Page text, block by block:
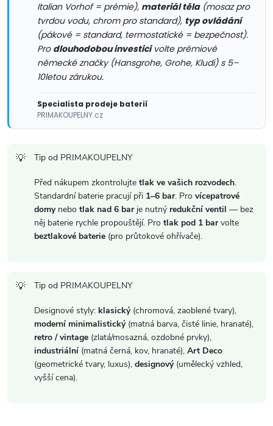
s
u
Italian Vorhof = prémie), materiál těla(mosaz pro
tvrdou vodu, chrom pro standard), typ ovládání
(pákové = standard, termostatické = bezpečnost).
Pro dlouhodobou investicivolte prémiové
německé značky (Hansgrohe, Grohe, Kludi) s 5–
10letou zárukou.
Specialista prodeje baterií
PRIMAKOUPELNY.cz
Tip od PRIMAKOUPELNY
Před nákupem zkontrolujte tlak ve vašich rozvodech.
Standardní baterie pracují při 1–6 bar. Pro vícepatrové
domynebo tlak nad 6 barje nutný redukční ventil — bez
něj baterie rychle propouštějí. Pro tlak pod 1 barvolte
beztlakové baterie (pro průtokové ohřívače).
Tip od PRIMAKOUPELNY
Designové styly: klasický(chromová, zaoblené tvary),
moderní minimalistický(matná barva, čisté linie, hranaté),
retro / vintage (zlatá/mosazná, ozdobné prvky),
industriální (matná černá, kov, hranaté), Art Deco
(geometrické tvary, luxus), designový(umělecký vzhled,
vyšší cena).